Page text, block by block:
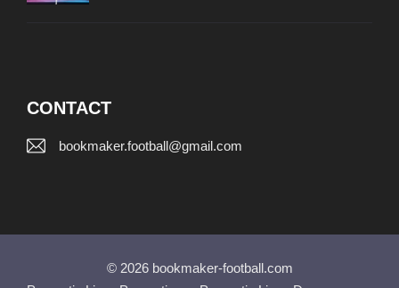
CONTACT
bookmaker.football@gmail.com
© 2026 bookmaker-football.com